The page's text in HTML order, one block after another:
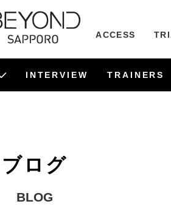
ACCESS
INTERVIEW TRAINERS
ブログ
BLOG